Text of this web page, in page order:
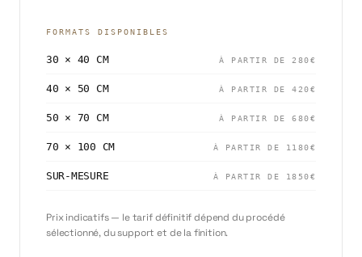
FORMATS DISPONIBLES
30 × 40 CM À PARTIR DE 280€
40 × 50 CM À PARTIR DE 420€
50 × 70 CM À PARTIR DE 680€
70 × 100 CM À PARTIR DE 1180€
SUR-MESURE À PARTIR DE 1850€
Prix indicatifs — le tarif définitif dépend du procédé
sélectionné, du support et de la finition.